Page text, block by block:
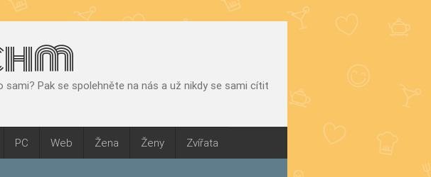
Pak se spolehněte na nás a už nikdy se sami cítit
PC Web Žena Ženy Zvířata